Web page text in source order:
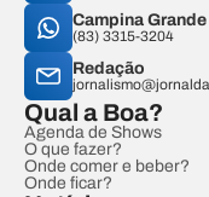
Campina Grande
(83) 3315-3204
Redação
Qual a Boa?
Agenda de Shows
O que fazer?
Onde comer e beber?
Onde ficar?